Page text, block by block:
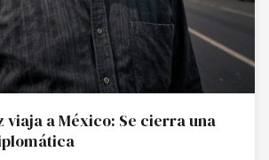
viaja a México: Se cierra una